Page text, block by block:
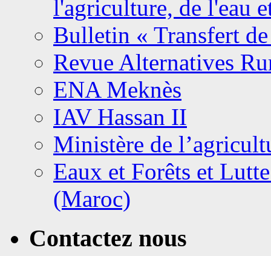
l'agriculture, de l'eau
Bulletin « Transfert
Revue Alternatives
ENA Meknès
IAV Hassan II
Ministère de
Eaux et Forêts et
(Maroc)
Contactez nous